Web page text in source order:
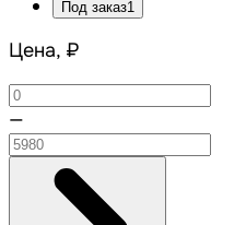
Под заказ1
Цена, ₽
—